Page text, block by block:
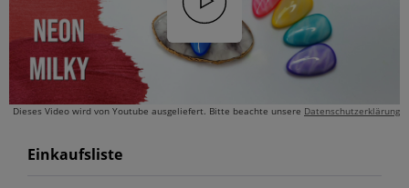
Dieses Video wird von Youtube ausgeliefert. Bitte beachte unsere Datenschutzerklärung
Einkaufsliste